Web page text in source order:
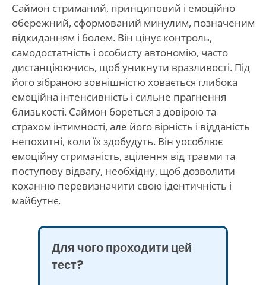
Саймон стриманий, принциповий і емоційно
обережний, сформований минулим, позначеним
відкиданням і болем. Він цінує контроль,
самодостатність і особисту автономію, часто
дистанціюючись, щоб уникнути вразливості. Під
його зібраною зовнішністю ховається глибока
емоційна інтенсивність і сильне прагнення
близькості. Саймон бореться з довірою та
страхом інтимності, але його вірність і відданість
непохитні, коли їх здобудуть. Він уособлює
емоційну стриманість, зцілення від травми та
поступову відвагу, необхідну, щоб дозволити
коханню перевизначити свою ідентичність і
майбутнє.
Для чого проходити цей
тест?